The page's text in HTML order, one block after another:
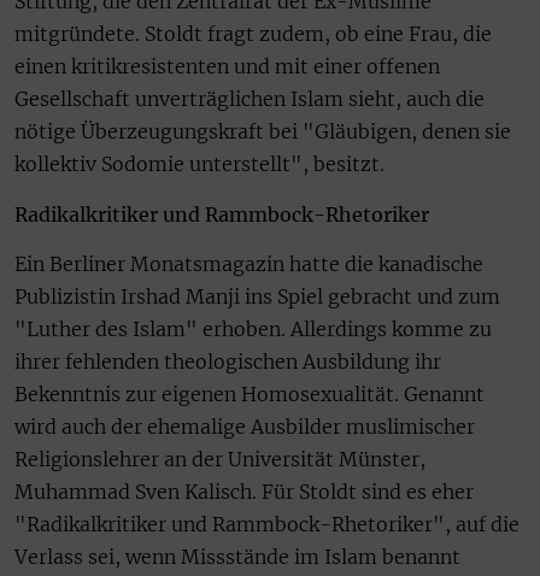
mitgründete. Stoldt fragt zudem, ob eine Frau, die
einen kritikresistenten und mit einer offenen
Gesellschaft unverträglichen Islam sieht, auch die
nötige Überzeugungskraft bei "Gläubigen, denen sie
kollektiv Sodomie unterstellt", besitzt.
Radikalkritiker und Rammbock-Rhetoriker
Ein Berliner Monatsmagazin hatte die kanadische
Publizistin Irshad Manji ins Spiel gebracht und zum
"Luther des Islam" erhoben. Allerdings komme zu
ihrer fehlenden theologischen Ausbildung ihr
Bekenntnis zur eigenen Homosexualität. Genannt
wird auch der ehemalige Ausbilder muslimischer
Religionslehrer an der Universität Münster,
Muhammad Sven Kalisch. Für Stoldt sind es eher
"Radikalkritiker und Rammbock-Rhetoriker", auf die
Verlass sei, wenn Missstände im Islam benannt